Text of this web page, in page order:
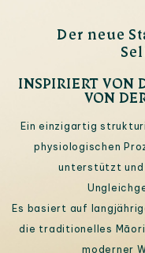
Der neue
INSPIRIERT VON
VON
Ein einzigartig
physiologischen
unterstützt
Es basiert auf
die traditionelles
moderner